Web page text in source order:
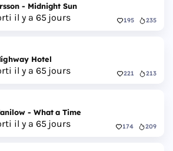
- Midnight Sun
il y a 65 jours 195 235
Hotel
il y a 65 jours 221 213
- What a Time
il y a 65 jours 174 209